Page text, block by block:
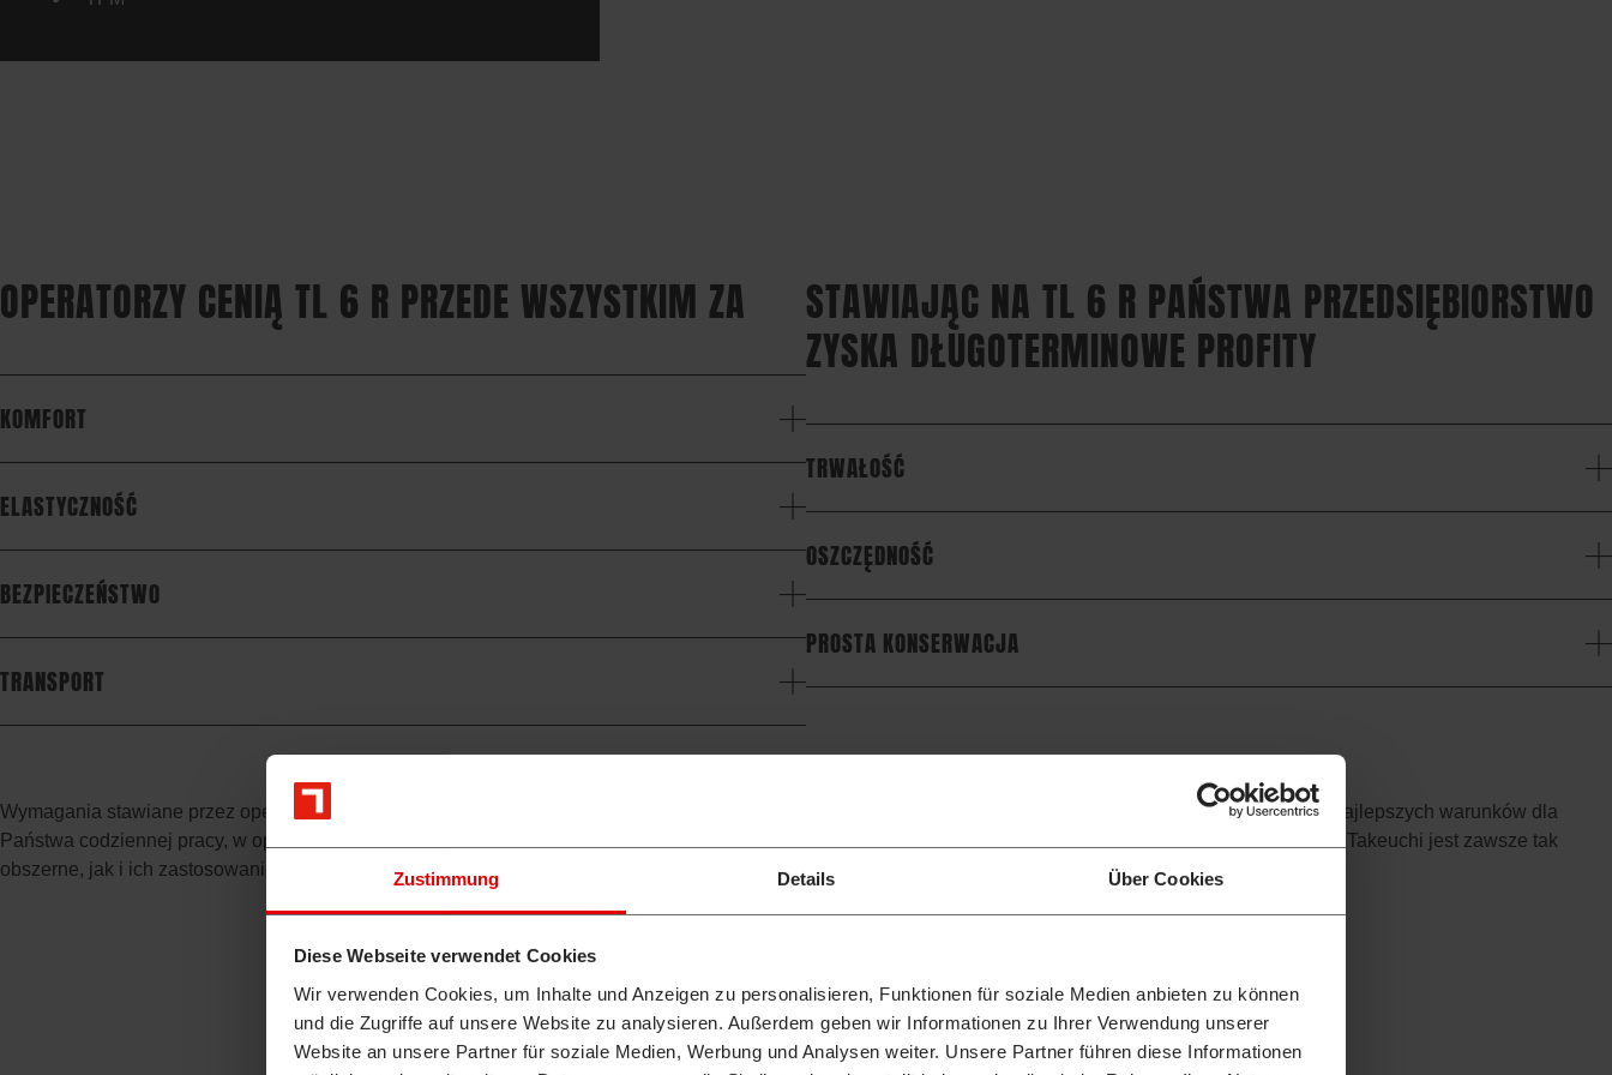
Zustimmung Details Über Cookies
Diese Webseite verwendet Cookies
Wir verwenden Cookies, um Inhalte und Anzeigen zu personalisieren, Funktionen für soziale Medien anbieten zu können
und die Zugriffe auf unsere Website zu analysieren. Außerdem geben wir Informationen zu Ihrer Verwendung unserer
Website an unsere Partner für soziale Medien, Werbung und Analysen weiter. Unsere Partner führen diese Informationen
OPERATORZY CENIĄ TL 6 R PRZEDE WSZYSTKIM ZA
KOMFORT
ELASTYCZNOŚĆ
BEZPIECZEŃSTWO
TRANSPORT
STAWIAJĄC NA TL 6 R PAŃSTWA PRZEDSIĘBIORSTWO
ZYSKA DŁUGOTERMINOWE PROFITY
TRWAŁOŚĆ
OSZCZĘDNOŚĆ
PROSTA KONSERWACJA
Wymagania stawiane przez operatorów koparek stanowią centralny punkt wszystkich projektów Takeuchi i Wilhelm Schäfer. Nasza motywacja, to stworzenie najlepszych warunków dla
Państwa codziennej pracy, w oparciu o najwyższe wymagania dotyczące jakości i innowacyjne rozwiązania. Podstawowe wyposażenie maszyn budowlanych Takeuchi jest zawsze tak
obszerne, jak i ich zastosowanie. A typowa konstrukcja Takeuchi gwarantuje Państwu również najwyższą trwałość, ekonomiczność i długą żywotność.